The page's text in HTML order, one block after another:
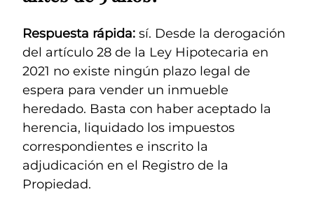
Respuesta rápida: sí. Desde la derogación
del artículo 28 de la Ley Hipotecaria en
2021 no existe ningún plazo legal de
espera para vender un inmueble
heredado. Basta con haber aceptado la
herencia, liquidado los impuestos
correspondientes e inscrito la
adjudicación en el Registro de la
Propiedad.